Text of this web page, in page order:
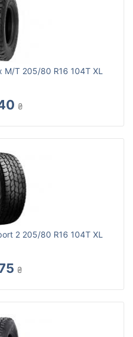
M/T 205/80 R16 104T XL
₴
2 205/80 R16 104T XL
₴